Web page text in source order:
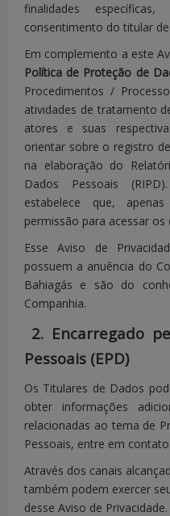
finalidades
consentimento do titular
Em complemento a este
Política de Proteção de
Procedimentos /
atividades de tratamento
atores e suas
orientar sobre o registro
na elaboração do
Dados Pessoais
estabelece que,
permissão para acessar
Esse Aviso de
possuem a anuência do
Bahiagás e são do
Companhia.
2. Encarregado
Pessoais (EPD)
Os Titulares de Dados
obter informações
relacionadas ao tema de
Pessoais, entre em
Através dos canais
também podem exercer
desse Aviso de Privacidade.